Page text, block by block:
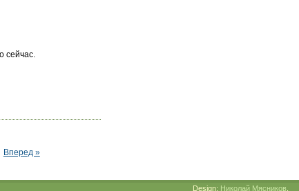
сейчас.
Вперед »
Design: Николай Мясников